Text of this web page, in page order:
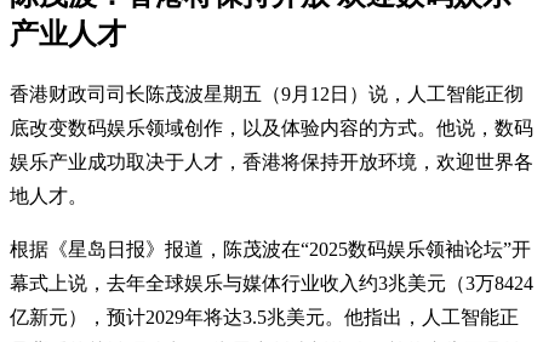
产业人才
香港财政司司长陈茂波星期五（9月12日）说，人工智能正彻
底改变数码娱乐领域创作，以及体验内容的方式。他说，数码
娱乐产业成功取决于人才，香港将保持开放环境，欢迎世界各
地人才。
根据《星岛日报》报道，陈茂波在“2025数码娱乐领袖论坛”开
幕式上说，去年全球娱乐与媒体行业收入约3兆美元（3万8424
亿新元），预计2029年将达3.5兆美元。他指出，人工智能正